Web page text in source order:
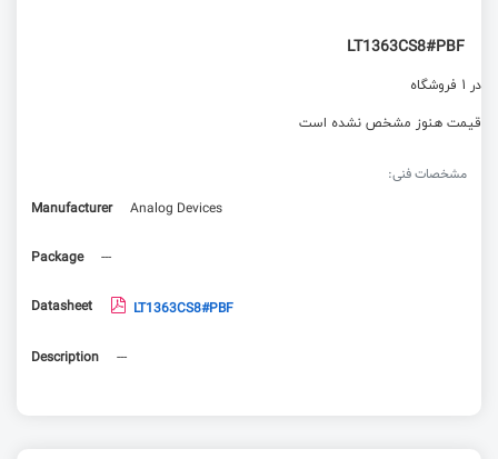
LT1363CS8#PBF
در 1 فروشگاه
قیمت هنوز مشخص نشده است
مشخصات فنی:
Manufacturer
Analog Devices
Package ---
Datasheet LT1363CS8#PBF
Description ---